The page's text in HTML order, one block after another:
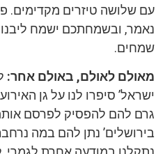
עם שלושה טיזרים מקדימים.
נאמר, ובשמחתכם ישמח ליבנו
שמחים.
מאולם לאולם, באולם אחר:
ישראל’ סיפרו לנו על גן
גרם להם להפסיק לפרסם
בירושלים’ נתן להם במה